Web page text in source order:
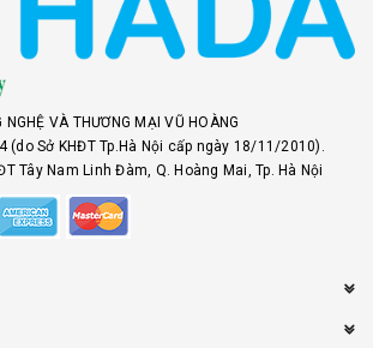
NGHỆ VÀ THƯƠNG MẠI VŨ HOÀNG
(do Sở KHĐT Tp.Hà Nội cấp ngày 18/11/2010).
Tây Nam Linh Đàm, Q. Hoàng Mai, Tp. Hà Nội